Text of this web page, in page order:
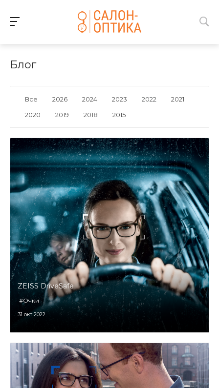
Блог
Все 2026 2024 2023 2022
2021
2020
2019 2018 2015
ZEISS DriveSafe
#Очки
31 окт 2022